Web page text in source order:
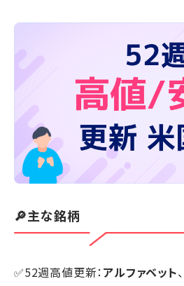
🔎主な銘柄
✅52週高値更新：アルファベット、